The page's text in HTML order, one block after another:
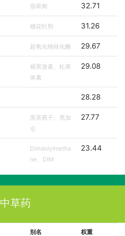
翡翠阁 32.71
穗花牡荆 31.26
超氧化物歧化酶 29.67
褪黑激素、松果
体素
29.08
28.28
黑茶藨子、黑加
仑
27.77
Diindolylmetha
ne、DIM
23.44
中草药
别名 权重